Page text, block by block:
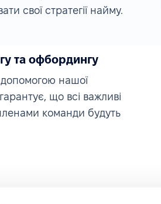
свої стратегії найму.
та офбордингу
нашої
що всі важливі
команди будуть